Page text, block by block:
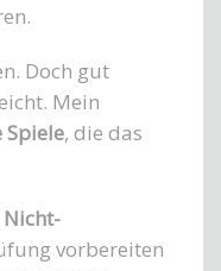
Doch gut
Mein
, die das
Nicht-
vorbereiten